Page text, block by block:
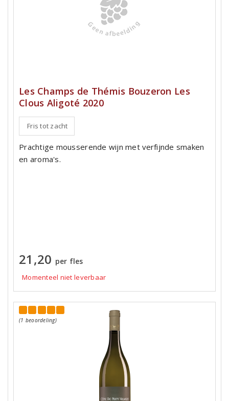
Les Champs de Thémis Bouzeron Les
Clous Aligoté 2020
Fris tot zacht
Prachtige mousserende wijn met verfijnde smaken
en aroma's.
21,20 per fles
Momenteel niet leverbaar
(1 beoordeling)